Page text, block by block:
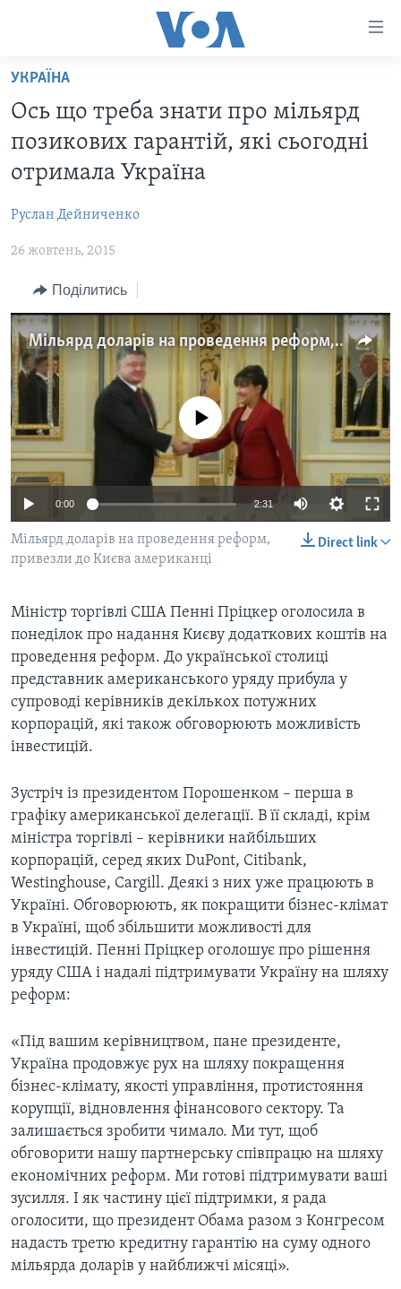
Перейти
матеріалу
Перейти
меню
сторінки
Перейти
до
АКТУАЛЬНО
УКРАЇНА
ВІЙНА - ЦЕ ОСОБИСТЕ
УКРАЇНЦІ У СВІТІ
НАУКА
ЗДОРОВ'Я
КУЛЬТУРА
СУСПІЛЬСТВО
ЕКОНОМІКА
ІСТОРІЇ УСПІХУ УКРАЇНЦІВ
АДМІНІСТРАЦІЯ ПРЕЗИДЕНТА ТРАМПА: ПЕРШІ 100
ДНІВ
ІНТЕРВ'Ю
БОРОТЬБА З ДЕЗІНФОРМАЦІЄЮ
ВІДЕО
ТЕЛЕПРОГРАМИ
ЧАС-TIME
БРИФІНГ ГОЛОСУ АМЕРИКИ
СТУДІЯ ВАШИНГТОН
ВІКНО В АМЕРИКУ
ПОГЛЯД З ВАШИНГТОНА
ENGLISH
Learning English
МИ В СОЦМЕРЕЖАХ
УКРАЇНА
Ось що треба знати про мільярд
позикових гарантій, які сьогодні
отримала Україна
Руслан Дейниченко
26 жовтень, 2015
Поділитись
Мільярд доларів на проведення реформ, привезли до Києва американці
No media source currently available
0:00 2:31
Direct link
Мільярд доларів на проведення реформ,
привезли до Києва американці
Міністр торгівлі США Пенні Пріцкер оголосила в
понеділок про надання Києву додаткових коштів на
проведення реформ. До української столиці
представник американського уряду прибула у
супроводі керівників декількох потужних
корпорацій, які також обговорюють можливість
інвестицій.
Зустріч із президентом Порошенком – перша в
графіку американської делегації. В її складі, крім
міністра торгівлі – керівники найбільших
корпорацій, серед яких DuPont, Citibank,
Westinghouse, Cargill. Деякі з них уже працюють в
Україні. Обговорюють, як покращити бізнес-клімат
в Україні, щоб збільшити можливості для
інвестицій. Пенні Пріцкер оголошує про рішення
уряду США і надалі підтримувати Україну на шляху
реформ:
«Під вашим керівництвом, пане президенте,
Україна продовжує рух на шляху покращення
бізнес-клімату, якості управління, протистояння
корупції, відновлення фінансового сектору. Та
залишається зробити чимало. Ми тут, щоб
обговорити нашу партнерську співпрацю на шляху
економічних реформ. Ми готові підтримувати ваші
зусилля. І як частину цієї підтримки, я рада
оголосити, що президент Обама разом з Конгресом
надасть третю кредитну гарантію на суму одного
мільярда доларів у найближчі місяці».